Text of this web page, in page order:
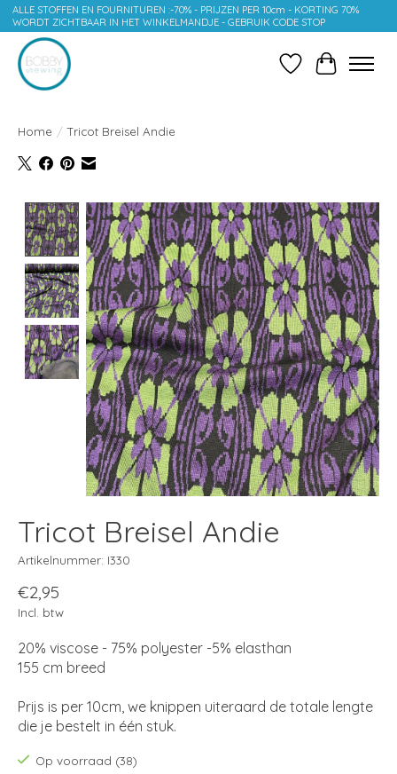
ALLE STOFFEN EN FOURNITUREN :-70% - PRIJZEN PER 10cm - KORTING 70%
WORDT ZICHTBAAR IN HET WINKELMANDJE - GEBRUIK CODE STOP
Verlanglijst
Home / Tricot Breisel Andie
Product image slideshow Items
Tricot Breisel Andie
Artikelnummer: I330
€2,95
Incl. btw
20% viscose - 75% polyester -5% elasthan
155 cm breed
Prijs is per 10cm, we knippen uiteraard de totale lengte
die je bestelt in één stuk.
Op voorraad (38)